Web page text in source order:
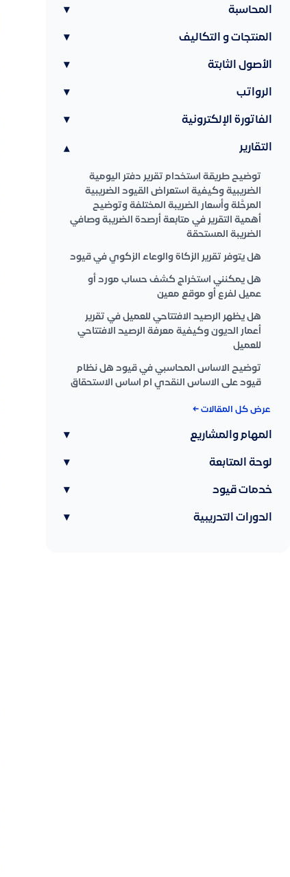
المحاسبة ▾
المنتجات و التكاليف ▾
الأصول الثابتة ▾
الرواتب ▾
الفاتورة الإلكترونية ▾
التقارير ▾
توضيح طريقة استخدام تقرير دفتر اليومية
الضريبية وكيفية استعراض القيود الضريبية
المرحَّلة وأسعار الضريبة المختلفة وتوضيح
أهمية التقرير في متابعة أرصدة الضريبة وصافي
الضريبة المستحقة
هل يتوفر تقرير الزكاة والوعاء الزكوي في قيود
هل يمكنني استخراج كشف حساب مورد أو
عميل لفرع أو موقع معين
هل يظهر الرصيد الافتتاحي للعميل في تقرير
أعمار الديون وكيفية معرفة الرصيد الافتتاحي
للعميل
توضيح الاساس المحاسبي في قيود هل نظام
قيود على الاساس النقدي ام اساس الاستحقاق
عرض كل المقالات ←
المهام والمشاريع ▾
لوحة المتابعة ▾
خدمات قيود ▾
الدورات التدريبية ▾